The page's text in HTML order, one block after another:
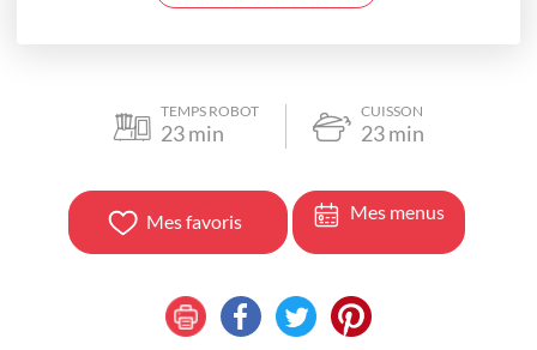
TEMPS ROBOT
23min
CUISSON
23min
Mes favoris Mes menus